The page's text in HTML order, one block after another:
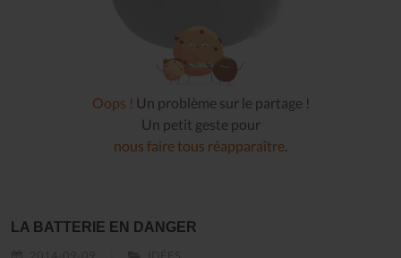
Oops ! Un problème sur le partage !
Un petit geste pour
nous faire tous réapparaître.
LA BATTERIE EN DANGER